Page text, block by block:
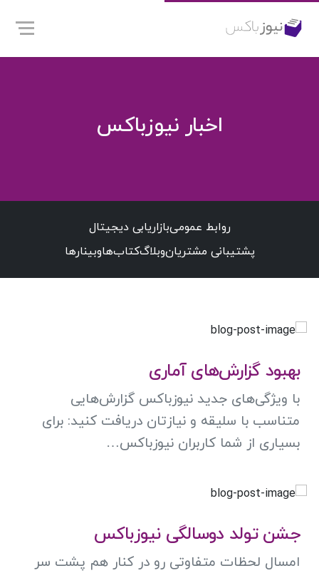
اخبار نیوزباکس
روابط عمومیبازاریابی دیجیتال
پشتیبانی مشتریانوبلاگکتاب‌هاوبینارها
بهبود گزارش‌های آماری
با ویژگی‌های جدید نیوزباکس گزارش‌هایی
متناسب با سلیقه و نیازتان دریافت کنید: برای
بسیاری از شما کاربران نیوزباکس…
جشن تولد دوسالگی نیوزباکس
امسال لحظات متفاوتی رو در کنار هم پشت سر